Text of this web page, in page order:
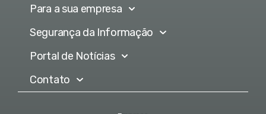
Para a sua empresa
Segurança da Informação
Portal de Notícias
Contato